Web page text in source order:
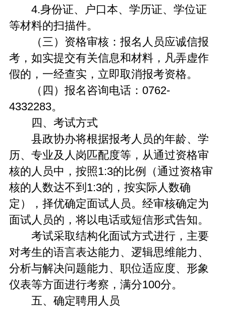
4.身份证、户口本、学历证、学位证
等材料的扫描件。
（三）资格审核：报名人员应诚信报
考，如实提交有关信息和材料，凡弄虚作
假的，一经查实，立即取消报考资格。
（四）报名咨询电话：0762-
4332283。
四、考试方式
县政协办将根据报考人员的年龄、学
历、专业及人岗匹配度等，从通过资格审
核的人员中，按照1:3的比例（通过资格审
核的人数达不到1:3的，按实际人数确
定），择优确定面试人员。经审核确定为
面试人员的，将以电话或短信形式告知。
考试采取结构化面试方式进行，主要
对考生的语言表达能力、逻辑思维能力、
分析与解决问题能力、职位适应度、形象
仪表等方面进行考察，满分100分。
五、确定聘用人员